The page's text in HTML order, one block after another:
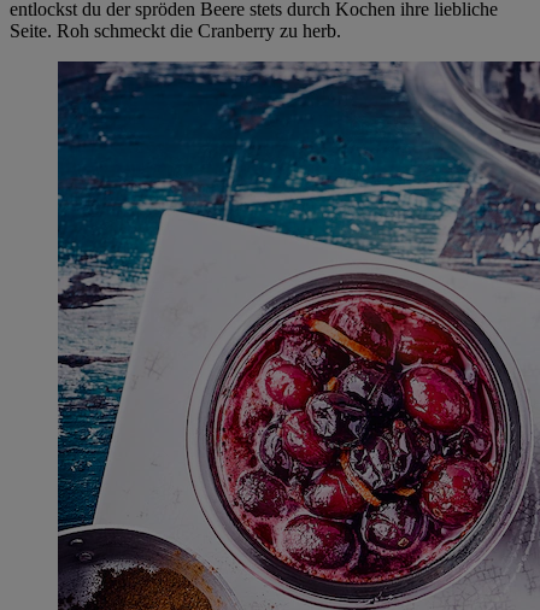
entlockst du der spröden Beere stets durch Kochen ihre liebliche
Seite. Roh schmeckt die Cranberry zu herb.